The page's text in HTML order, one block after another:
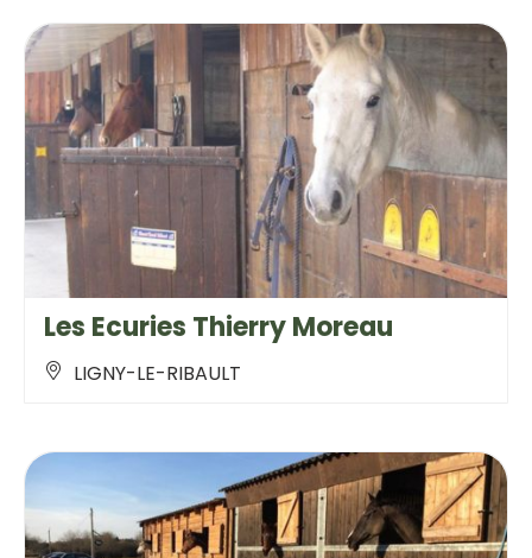
Les Ecuries Thierry Moreau
LIGNY-LE-RIBAULT